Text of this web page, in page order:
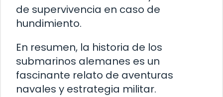
de supervivencia en caso de
hundimiento.
En resumen, la historia de los
submarinos alemanes es un
fascinante relato de aventuras
navales y estrategia militar.